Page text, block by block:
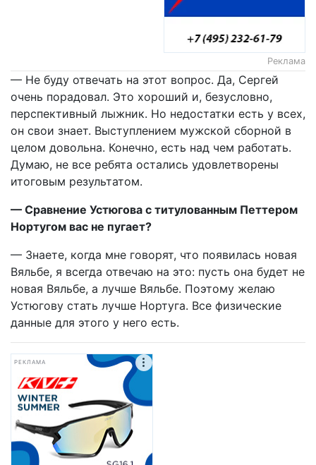
Реклама
— Не буду отвечать на этот вопрос. Да, Сергей
очень порадовал. Это хороший и, безусловно,
перспективный лыжник. Но недостатки есть у всех,
он свои знает. Выступлением мужской сборной в
целом довольна. Конечно, есть над чем работать.
Думаю, не все ребята остались удовлетворены
итоговым результатом.
— Сравнение Устюгова с титулованным Петтером
Нортугом вас не пугает?
— Знаете, когда мне говорят, что появилась новая
Вяльбе, я всегда отвечаю на это: пусть она будет не
новая Вяльбе, а лучше Вяльбе. Поэтому желаю
Устюгову стать лучше Нортуга. Все физические
данные для этого у него есть.
РЕКЛАМА